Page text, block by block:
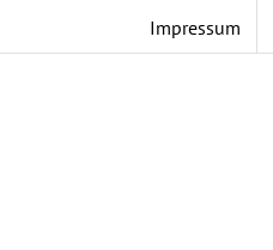
Impressum